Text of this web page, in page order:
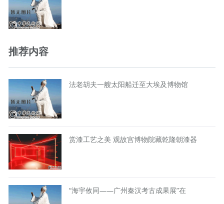
推荐内容
法老胡夫一艘太阳船迁至大埃及博物馆
赏漆工艺之美 观故宫博物院藏乾隆朝漆器
“海宇攸同——广州秦汉考古成果展”在